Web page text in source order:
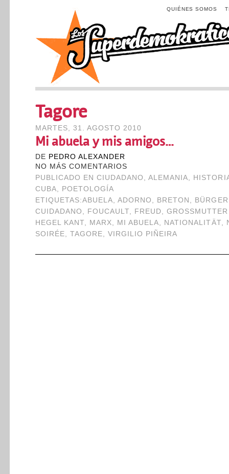
QUIÉNES SOMOS
Tagore
MARTES, 31. AGOSTO 2010
Mi abuela y mis amigos…
DE PEDRO ALEXANDER
NO MÁS COMENTARIOS
PUBLICADO EN CIUDADANO ,ALEMANIA,
CUBA, POETOLOGÍA
ETIQUETAS:ABUELA, ADORNO , BRETON , BÜRGER
CUIDADANO , FOUCAULT, FREUD,GROSSMUTTER
HEGEL KANT, MARX, MI ABUELA, NATIONALITÄT,
SOIRÉE, TAGORE, VIRGILIO PIÑEIRA